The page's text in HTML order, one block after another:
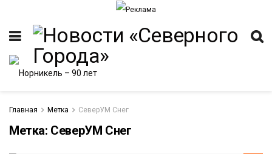
Главная Метка СеверУМ Снег
Метка: СеверУМ Снег